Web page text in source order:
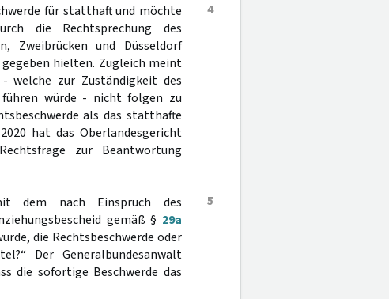
4
für statthaft und möchte
die Rechtsprechung des
Zweibrücken und Düsseldorf
hielten. Zugleich meint
welche zur Zuständigkeit des
führen würde - nicht folgen zu
als das statthafte
hat das Oberlandesgericht
zur Beantwortung
5
dem nach Einspruch des
gemäß § 29a
die Rechtsbeschwerde oder
Der Generalbundesanwalt
die sofortige Beschwerde das